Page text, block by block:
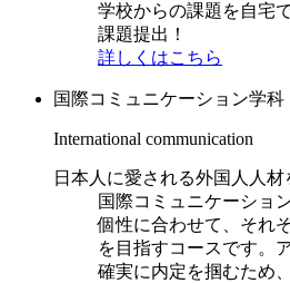
学校からの課題を自宅
課題提出！
詳しくはこちら
国際コミュニケーション学科
International communication
日本人に愛される外国人人
国際コミュニケーショ
個性に合わせて、それ
を目指すコースです。
確実に内定を掴むため